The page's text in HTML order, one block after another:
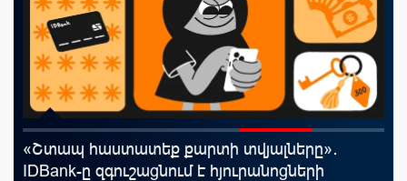
«Շտապ հաստատեք քարտի տվյալները»․
IDBank-ը զգուշացնում է հյուրանոցների